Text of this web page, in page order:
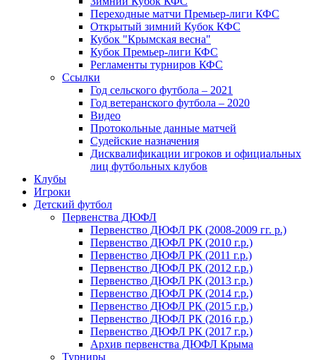
Переходные матчи Премьер-лиги КФС
Открытый зимний Кубок КФС
Кубок "Крымская весна"
Кубок Премьер-лиги КФС
Регламенты турниров КФС
Ссылки
Год сельского футбола – 2021
Год ветеранского футбола – 2020
Видео
Протокольные данные матчей
Судейские назначения
Дисквалификации игроков и официальных
лиц футбольных клубов
Клубы
Игроки
Детский футбол
Первенства ДЮФЛ
Первенство ДЮФЛ РК (2008-2009 гг. р.)
Первенство ДЮФЛ РК (2010 г.р.)
Первенство ДЮФЛ РК (2011 г.р.)
Первенство ДЮФЛ РК (2012 г.р.)
Первенство ДЮФЛ РК (2013 г.р.)
Первенство ДЮФЛ РК (2014 г.р.)
Первенство ДЮФЛ РК (2015 г.р.)
Первенство ДЮФЛ РК (2016 г.р.)
Первенство ДЮФЛ РК (2017 г.р.)
Архив первенства ДЮФЛ Крыма
Турниры